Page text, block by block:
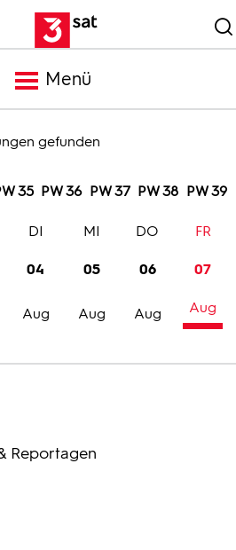
Menü
Meldungen
Programm
Trailer
Bilder
gefunden
35 PW 36 PW 37 PW 38 PW 39
04
Aug
DI
05
Aug
MI
06
Aug
DO
07
Aug
FR
Reportagen